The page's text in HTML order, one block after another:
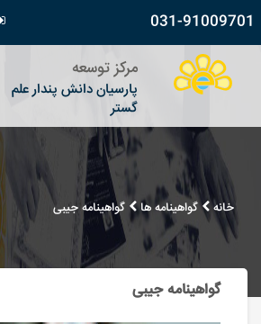
031-91009701
مرکز توسعه
پارسیان دانش پندار علم
گستر
خانه گواهینامه ها گواهینامه جیبی
گواهینامه جیبی